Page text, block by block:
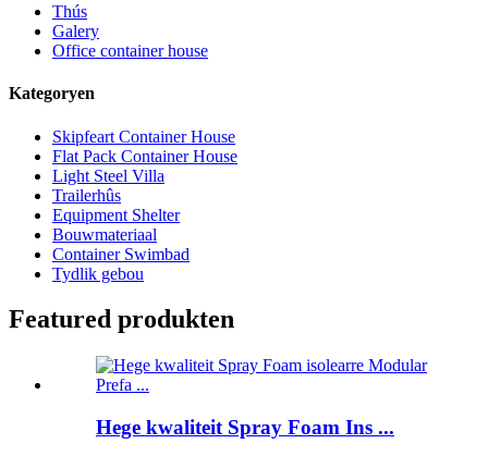
Thús
Galery
Office container house
Kategoryen
Skipfeart Container House
Flat Pack Container House
Light Steel Villa
Trailerhûs
Equipment Shelter
Bouwmateriaal
Container Swimbad
Tydlik gebou
Featured produkten
Hege kwaliteit Spray Foam Ins ...